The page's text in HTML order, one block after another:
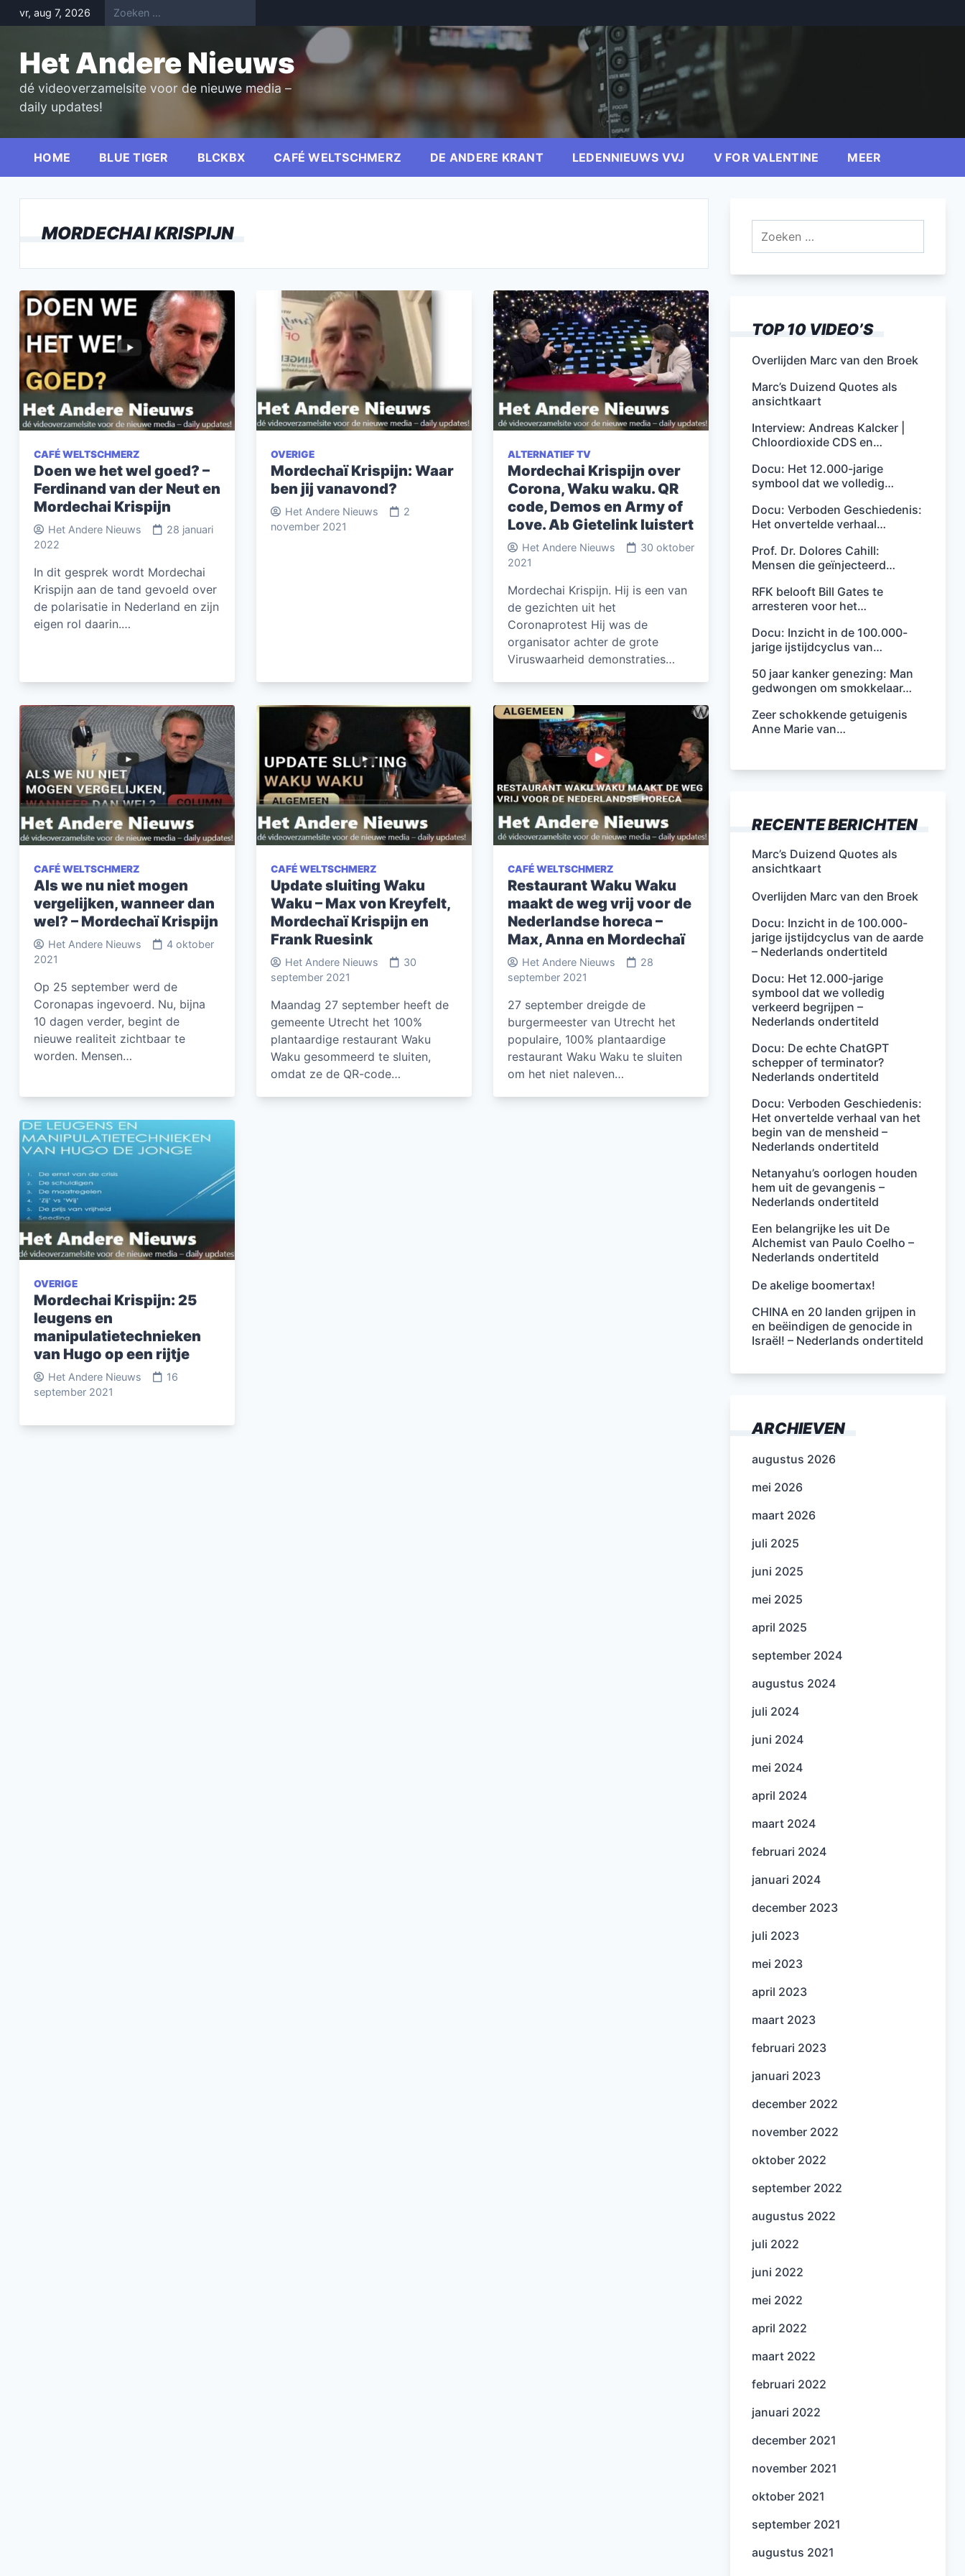
Skip
to
vr, aug 7, 2026
Het Andere Nieuws
dé videoverzamelsite voor de nieuwe media –
daily updates!
HOME BLUE TIGER BLCKBX CAFÉ WELTSCHMERZ DE ANDERE KRANT LEDENNIEUWS VVJ V FOR VALENTINE MEER
MORDECHAI KRISPIJN
CAFÉ WELTSCHMERZ
Doen we het wel goed? –
Ferdinand van der Neut en
Mordechai Krispijn
Het Andere Nieuws
28 januari
2022
In dit gesprek wordt Mordechai
Krispijn aan de tand gevoeld over
de polarisatie in Nederland en zijn
eigen rol daarin.…
OVERIGE
Mordechaï Krispijn: Waar
ben jij vanavond?
Het Andere Nieuws
2
november 2021
ALTERNATIEF TV
Mordechai Krispijn over
Corona, Waku waku. QR
code, Demos en Army of
Love. Ab Gietelink luistert
Het Andere Nieuws
30 oktober
2021
Mordechai Krispijn. Hij is een van
de gezichten uit het
Coronaprotest Hij was de
organisator achter de grote
Viruswaarheid demonstraties…
CAFÉ WELTSCHMERZ
Als we nu niet mogen
vergelijken, wanneer dan
wel? – Mordechaï Krispijn
Het Andere Nieuws
4 oktober
2021
Op 25 september werd de
Coronapas ingevoerd. Nu, bijna
10 dagen verder, begint de
nieuwe realiteit zichtbaar te
worden. Mensen…
CAFÉ WELTSCHMERZ
Update sluiting Waku
Waku – Max von Kreyfelt,
Mordechaï Krispijn en
Frank Ruesink
Het Andere Nieuws
30
september 2021
Maandag 27 september heeft de
gemeente Utrecht het 100%
plantaardige restaurant Waku
Waku gesommeerd te sluiten,
omdat ze de QR-code…
CAFÉ WELTSCHMERZ
Restaurant Waku Waku
maakt de weg vrij voor de
Nederlandse horeca –
Max, Anna en Mordechaï
Het Andere Nieuws
28
september 2021
27 september dreigde de
burgermeester van Utrecht het
populaire, 100% plantaardige
restaurant Waku Waku te sluiten
om het niet naleven…
OVERIGE
Mordechai Krispijn: 25
leugens en
manipulatietechnieken
van Hugo op een rijtje
Het Andere Nieuws
16
september 2021
TOP 10 VIDEO’S
Overlijden Marc van den Broek
Marc’s Duizend Quotes als
ansichtkaart
Interview: Andreas Kalcker |
Chloordioxide CDS en…
Docu: Het 12.000-jarige
symbool dat we volledig…
Docu: Verboden Geschiedenis:
Het onvertelde verhaal…
Prof. Dr. Dolores Cahill:
Mensen die geïnjecteerd…
RFK belooft Bill Gates te
arresteren voor het…
Docu: Inzicht in de 100.000-
jarige ijstijdcyclus van…
50 jaar kanker genezing: Man
gedwongen om smokkelaar…
Zeer schokkende getuigenis
Anne Marie van…
RECENTE BERICHTEN
Marc’s Duizend Quotes als
ansichtkaart
Overlijden Marc van den Broek
Docu: Inzicht in de 100.000-
jarige ijstijdcyclus van de aarde
– Nederlands ondertiteld
Docu: Het 12.000-jarige
symbool dat we volledig
verkeerd begrijpen –
Nederlands ondertiteld
Docu: De echte ChatGPT
schepper of terminator?
Nederlands ondertiteld
Docu: Verboden Geschiedenis:
Het onvertelde verhaal van het
begin van de mensheid –
Nederlands ondertiteld
Netanyahu’s oorlogen houden
hem uit de gevangenis –
Nederlands ondertiteld
Een belangrijke les uit De
Alchemist van Paulo Coelho –
Nederlands ondertiteld
De akelige boomertax!
CHINA en 20 landen grijpen in
en beëindigen de genocide in
Israël! – Nederlands ondertiteld
ARCHIEVEN
augustus 2026
mei 2026
maart 2026
juli 2025
juni 2025
mei 2025
april 2025
september 2024
augustus 2024
juli 2024
juni 2024
mei 2024
april 2024
maart 2024
februari 2024
januari 2024
december 2023
juli 2023
mei 2023
april 2023
maart 2023
februari 2023
januari 2023
december 2022
november 2022
oktober 2022
september 2022
augustus 2022
juli 2022
juni 2022
mei 2022
april 2022
maart 2022
februari 2022
januari 2022
december 2021
november 2021
oktober 2021
september 2021
augustus 2021